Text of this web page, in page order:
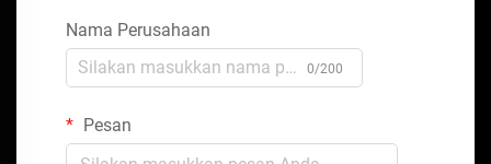
Nama Perusahaan
0/200
Pesan